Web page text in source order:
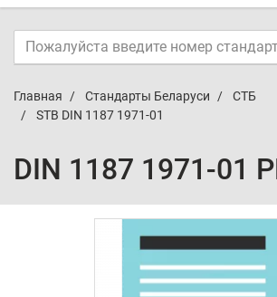
Главная Стандарты Беларуси
СТБ
STB DIN 1187 1971-01
DIN 1187 1971-01